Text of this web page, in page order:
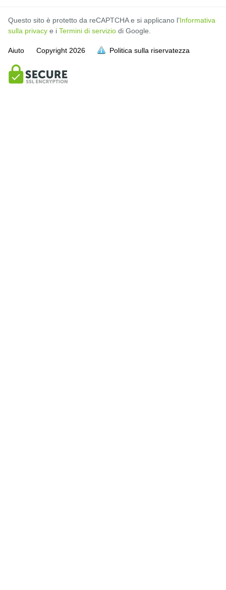
Questo sito è protetto da reCAPTCHA e si applicano l’Informativa
sulla privacy e i Termini di servizio di Google.
Aiuto Copyright 2026 Politica sulla riservatezza